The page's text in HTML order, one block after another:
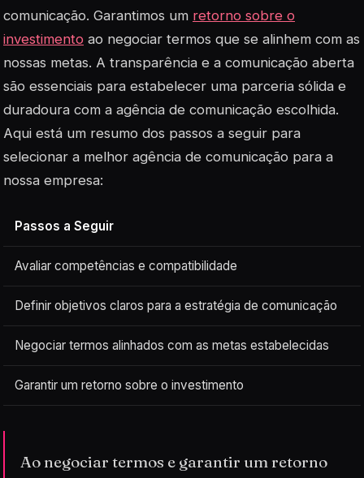
comunicação. Garantimos um retorno sobre o
investimento ao negociar termos que se alinhem com as
nossas metas. A transparência e a comunicação aberta
são essenciais para estabelecer uma parceria sólida e
duradoura com a agência de comunicação escolhida.
Aqui está um resumo dos passos a seguir para
selecionar a melhor agência de comunicação para a
nossa empresa:
Passos a Seguir
Avaliar competências e compatibilidade
Definir objetivos claros para a estratégia de comunicação
Negociar termos alinhados com as metas estabelecidas
Garantir um retorno sobre o investimento
Ao negociar termos e garantir um retorno